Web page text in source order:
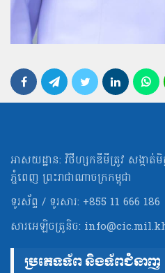
អាសយដ្ឋាន: វិថីហ្សកឌីមីត្រូវ សង្កាត់មិ
ភ្នំពេញ ព្រះរាជាណាចក្រកម្ពុជា
ទូរស័ព្ទ / ទូរសារ: +855 11 666 186
សារអេឡិចត្រូនិច:
ប្រភេទទ័ព និងទ័ពជំនាញ